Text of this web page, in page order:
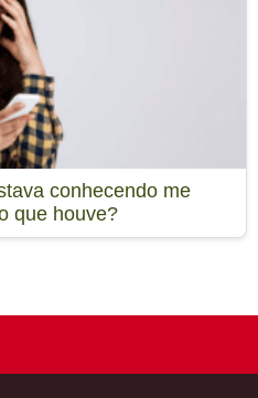
conhecendo me
que houve?